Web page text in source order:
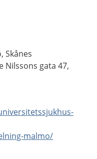
Skånes
Nilssons gata 47,
malmo/